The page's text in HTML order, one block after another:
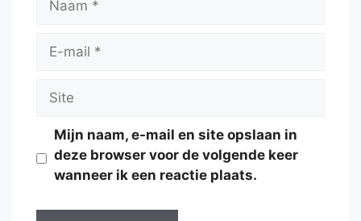
mail
Mijn naam, e-mail en site opslaan in
deze browser voor de volgende keer
wanneer ik een reactie plaats.